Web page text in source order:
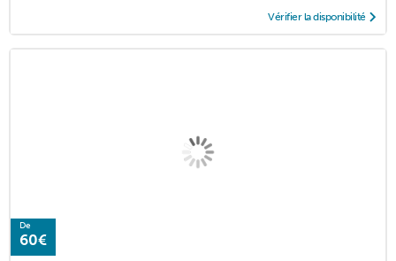
Vérifier la disponibilité
De
60€